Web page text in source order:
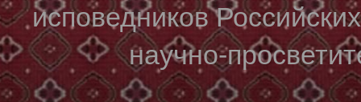
исповедников
научно-